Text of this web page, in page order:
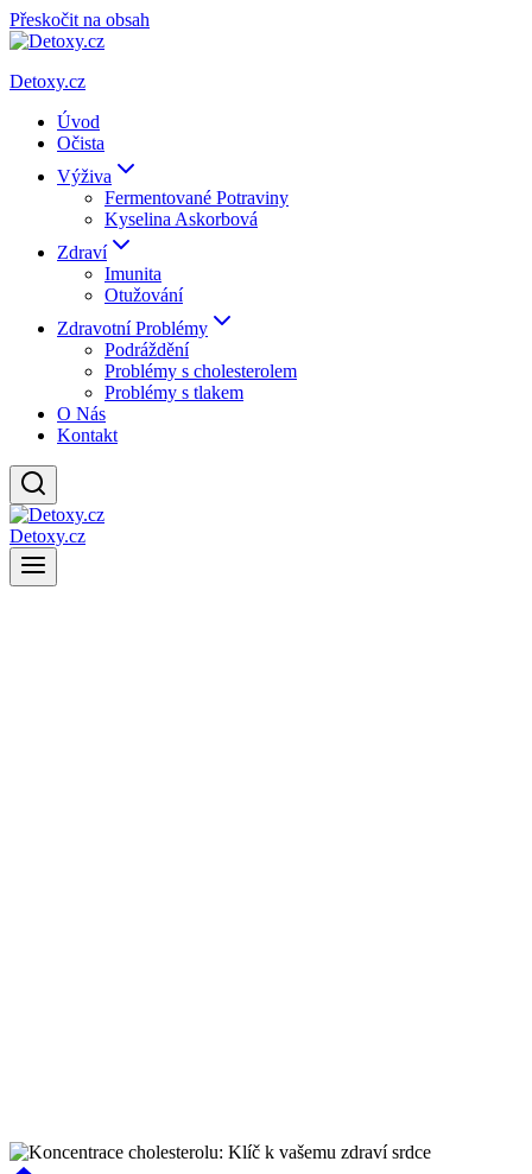
Přeskočit na obsah
Detoxy.cz
Úvod
Očista
Výživa
Fermentované Potraviny
Kyselina Askorbová
Zdraví
Imunita
Otužování
Zdravotní Problémy
Podráždění
Problémy s cholesterolem
Problémy s tlakem
O Nás
Kontakt
Detoxy.cz